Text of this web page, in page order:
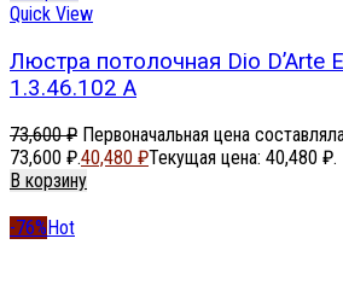
Quick View
Люстра потолочная Dio D’Arte
1.3.46.102 A
73,600₽ Первоначальная цена
73,600 ₽.40,480 ₽Текущая цена: 40,480 ₽.
В корзину
-76% Hot